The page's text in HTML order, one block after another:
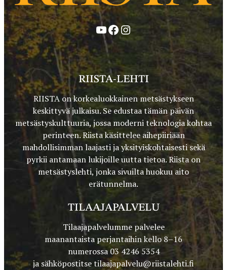
YouTube
Facebook
Instagram
RIISTA-LEHTI
RIISTA on korkealuokkainen metsästykseen
keskittyvä julkaisu. Se edustaa tämän päivän
metsästyskulttuuria, jossa moderni teknologia kohtaa
perinteen. Riista käsittelee aihepiiriään
mahdollisimman laajasti ja yksityiskohtaisesti sekä
pyrkii antamaan lukijoille uutta tietoa. Riista on
metsästyslehti, jonka sivuilta huokuu aito
erätunnelma.
TILAAJAPALVELU
Tilaajapalvelumme palvelee
maanantaista perjantaihin kello 8–16
numerossa 03 4246 5354
ja sähköpostitsetilaajapalvelu@riistalehti.fi